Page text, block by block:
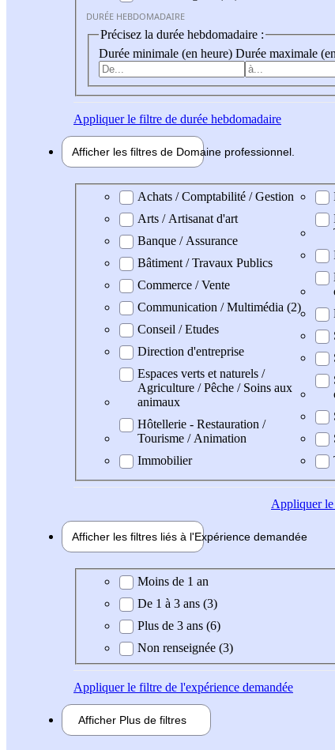
DURÉE HEBDOMADAIRE
Précisez la durée hebdomadaire :
Durée minimale (en heure) Durée maximale
Appliquerle filtre de durée hebdomadaire
Afficher les filtres de Domaine professionnel
Domaine professionel
Achats / Comptabilité / Gestion
Arts / Artisanat d'art
Banque / Assurance
Bâtiment / Travaux Publics
Commerce / Vente
Communication / Multimédia (2)
Conseil / Etudes
Direction d'entreprise
Espaces verts et naturels /
Agriculture / Pêche / Soins aux
animaux
Hôtellerie - Restauration /
Tourisme / Animation
Immobilier
Appliquerle
Afficher les filtres liés à l'Expérience demandée
Expérience demandée
Moins de 1 an
De 1 à 3 ans (3)
Plus de 3 ans (6)
Non renseignée (3)
Appliquerle filtre de l'expérience demandée
Afficher Plus de filtres